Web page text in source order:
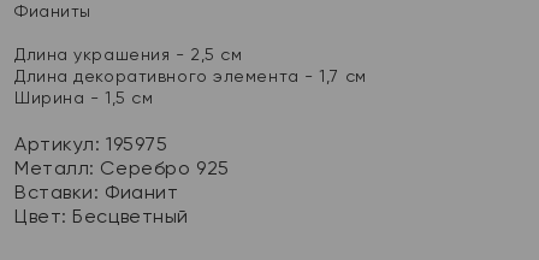
Фианиты
Длина украшения - 2,5 см
Длина декоративного элемента - 1,7 см
Ширина - 1,5 см
Артикул: 195975
Металл: Серебро 925
Вставки: Фианит
Цвет: Бесцветный